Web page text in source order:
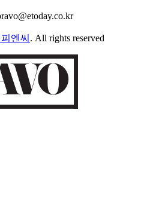
엔씨 . All rights reserved